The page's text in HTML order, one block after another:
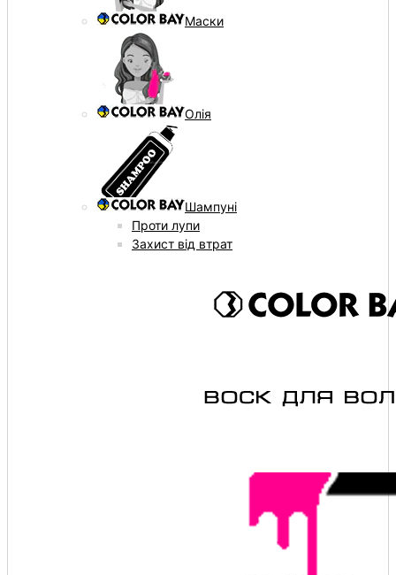
Маски
Олія
Шампуні
Проти лупи
Захист від втрат